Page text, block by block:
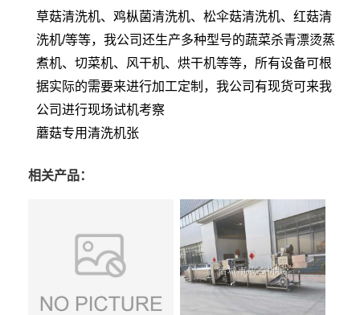
草菇清洗机、鸡枞菌清洗机、松伞菇清洗机、红菇清
洗机/等等，我公司还生产多种型号的蔬菜杀青漂烫蒸
煮机、切菜机、风干机、烘干机等等，所有设备可根
据实际的需要来进行加工定制，我公司有现货可来我
公司进行现场试机考察
蘑菇专用清洗机张
相关产品：